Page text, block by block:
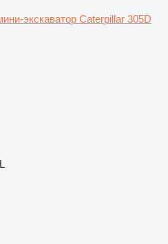
экскаватор Caterpillar 305D